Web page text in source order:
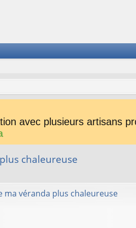
avec plusieurs artisans
chaleureuse
véranda plus chaleureuse